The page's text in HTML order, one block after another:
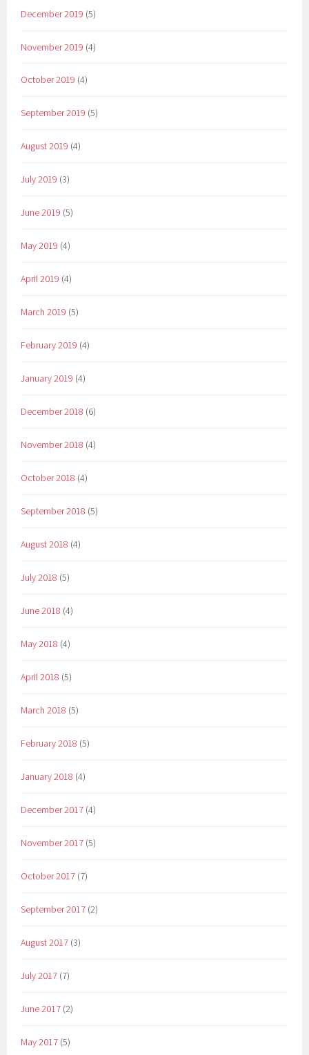
December 2019 (5)
November 2019 (4)
October 2019 (4)
September 2019 (5)
August 2019 (4)
July 2019 (3)
June 2019 (5)
May 2019 (4)
April 2019 (4)
March 2019 (5)
February 2019 (4)
January 2019 (4)
December 2018 (6)
November 2018 (4)
October 2018 (4)
September 2018 (5)
August 2018 (4)
July 2018 (5)
June 2018 (4)
May 2018 (4)
April 2018 (5)
March 2018 (5)
February 2018 (5)
January 2018 (4)
December 2017 (4)
November 2017 (5)
October 2017 (7)
September 2017 (2)
August 2017 (3)
July 2017 (7)
June 2017 (2)
May 2017 (5)